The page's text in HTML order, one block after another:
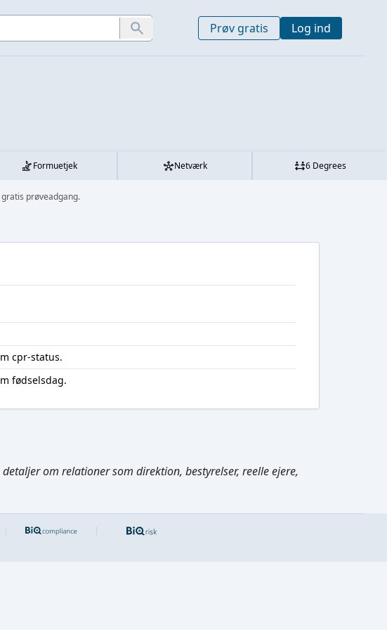
Prøv gratis Log ind
Formuetjek Netværk 6 Degrees
prøveadgang.
cpr-status.
fødselsdag.
om relationer som direktion, bestyrelser, reelle ejere,